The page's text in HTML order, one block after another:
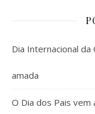
Dia Internacional
amada
O Dia dos Pais